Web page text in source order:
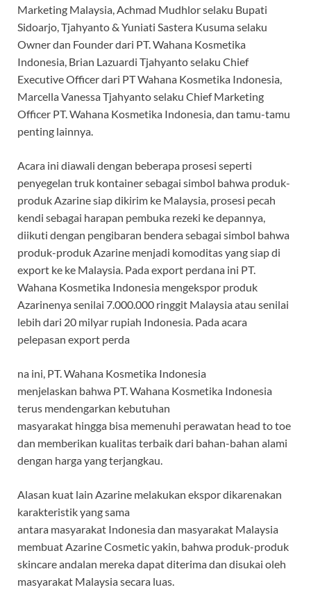
Marketing Malaysia, Achmad Mudhlor selaku Bupati
Sidoarjo, Tjahyanto & Yuniati Sastera Kusuma selaku
Owner dan Founder dari PT. Wahana Kosmetika
Indonesia, Brian Lazuardi Tjahyanto selaku Chief
Executive Officer dari PT Wahana Kosmetika Indonesia,
Marcella Vanessa Tjahyanto selaku Chief Marketing
Officer PT. Wahana Kosmetika Indonesia, dan tamu-tamu
penting lainnya.
Acara ini diawali dengan beberapa prosesi seperti
penyegelan truk kontainer sebagai simbol bahwa produk-
produk Azarine siap dikirim ke Malaysia, prosesi pecah
kendi sebagai harapan pembuka rezeki ke depannya,
diikuti dengan pengibaran bendera sebagai simbol bahwa
produk-produk Azarine menjadi komoditas yang siap di
export ke ke Malaysia. Pada export perdana ini PT.
Wahana Kosmetika Indonesia mengekspor produk
Azarinenya senilai 7.000.000 ringgit Malaysia atau senilai
lebih dari 20 milyar rupiah Indonesia. Pada acara
pelepasan export perda
na ini, PT. Wahana Kosmetika Indonesia
menjelaskan bahwa PT. Wahana Kosmetika Indonesia
terus mendengarkan kebutuhan
masyarakat hingga bisa memenuhi perawatan head to toe
dan memberikan kualitas terbaik dari bahan-bahan alami
dengan harga yang terjangkau.
Alasan kuat lain Azarine melakukan ekspor dikarenakan
karakteristik yang sama
antara masyarakat Indonesia dan masyarakat Malaysia
membuat Azarine Cosmetic yakin, bahwa produk-produk
skincare andalan mereka dapat diterima dan disukai oleh
masyarakat Malaysia secara luas.